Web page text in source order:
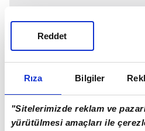
Rıza Bilgiler
"Sitelerimizde reklam ve
yürütülmesi amaçları ile
Reddet